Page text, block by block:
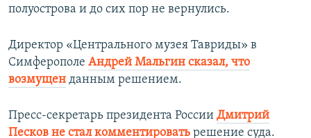
полуострова и до сих пор не вернулись.
Директор «Центрального музея Тавриды» в
Симферополе Андрей Мальгин сказал, что
возмущен данным решением.
Пресс-секретарь президента России Дмитрий
Песков не стал комментировать решение суда.